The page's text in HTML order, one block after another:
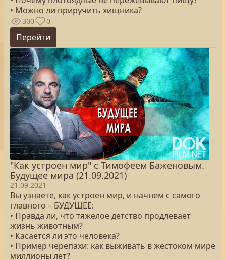
• Можно ли приручить хищника?
300 0
Перейти
"Как устроен мир" с Тимофеем Баженовым.
Будущее мира (21.09.2021)
21.09.2021
Вы узнаете, как устроен мир, и начнем с самого
главного – БУДУЩЕЕ:
• Правда ли, что тяжелое детство продлевает
жизнь животным?
• Касается ли это человека?
• Пример черепахи: как выживать в жестоком мире
миллионы лет?